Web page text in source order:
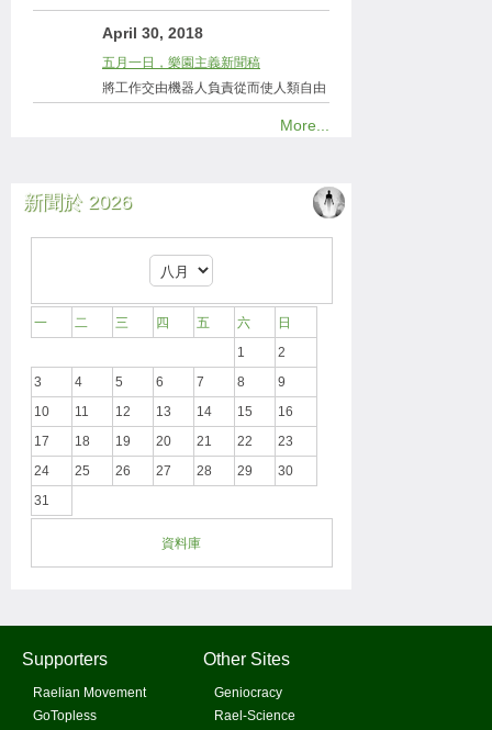
April 30, 2018
五月一日，樂園主義新聞稿
將工作交由機器人負責從而使人類自由
More...
新聞於 2026
一 二 三 四 五 六
日
1
2
3
4 5 6 7 8
9
10
11 12 13 14 15
16
17
18 19 20 21 22
23
24
25 26 27 28 29
30
31
資料庫
Supporters
Raelian Movement
GoTopless
Other Sites
Geniocracy
Rael-Science